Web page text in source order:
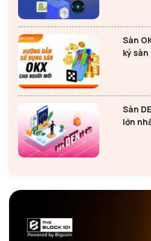
Sàn
ký sàn
Sàn
lớn